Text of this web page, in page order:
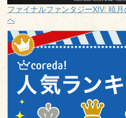
ファイナルファンタジーXIV: 暁
へ